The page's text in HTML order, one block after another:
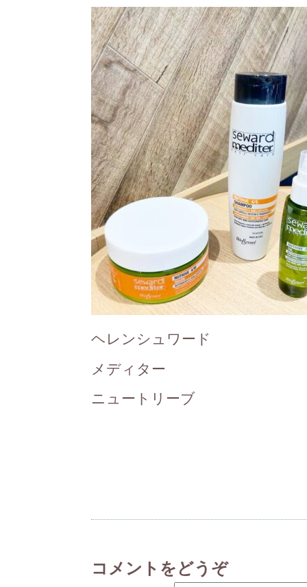
ヘレンシュワード
メディター
ニュートリーブ
コメントをどうぞ